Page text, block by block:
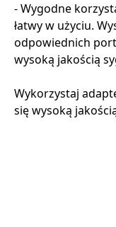
- Wygodne
łatwy w użyciu.
odpowiednich
wysoką jakością
Wykorzystaj
się wysoką